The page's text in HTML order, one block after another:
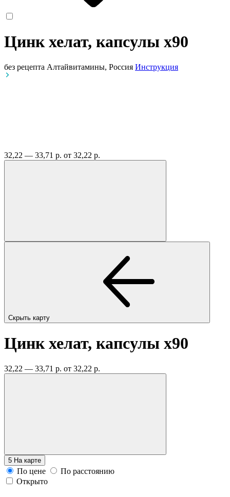
Цинк хелат, капсулы x90
без рецепта Алтайвитамины, Россия Инструкция
32,22 — 33,71 р. от 32,22 р.
Скрыть карту
Цинк хелат, капсулы x90
32,22 — 33,71 р. от 32,22 р.
5 На карте
По цене
По расстоянию
Открыто